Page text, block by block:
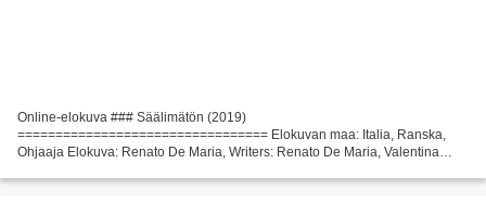
Online-elokuva ### Säälimätön (2019)
================================= Elokuvan maa: Italia, Ranska,
Ohjaaja Elokuva: Renato De Maria, Writers: Renato De Maria, Valentina
Vuosi...